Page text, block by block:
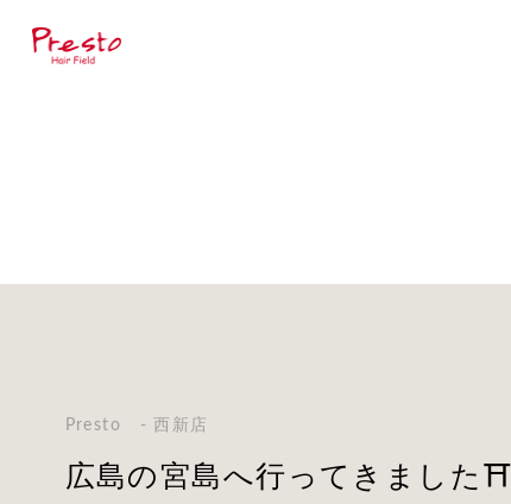
Presto - 西新店
広島の宮島へ行ってきました⛩️